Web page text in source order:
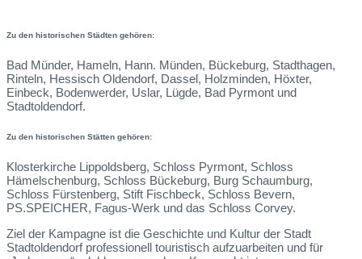
Zu den historischen Städten gehören:
Bad Münder, Hameln, Hann. Münden, Bückeburg, Stadthagen,
Rinteln, Hessisch Oldendorf, Dassel, Holzminden, Höxter,
Einbeck, Bodenwerder, Uslar, Lügde, Bad Pyrmont und
Stadtoldendorf.
Zu den historischen Stätten gehören:
Klosterkirche Lippoldsberg, Schloss Pyrmont, Schloss
Hämelschenburg, Schloss Bückeburg, Burg Schaumburg,
Schloss Fürstenberg, Stift Fischbeck, Schloss Bevern,
PS.SPEICHER, Fagus-Werk und das Schloss Corvey.
Ziel der Kampagne ist die Geschichte und Kultur der Stadt
Stadtoldendorf professionell touristisch aufzuarbeiten und für